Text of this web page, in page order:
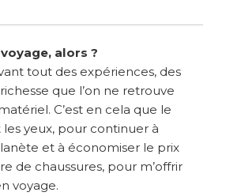
alors ?
tout des expériences, des
que l’on ne retrouve
C’est en cela que le
les yeux, pour continuer à
et à économiser le prix
de chaussures, pour m’offrir
voyage.